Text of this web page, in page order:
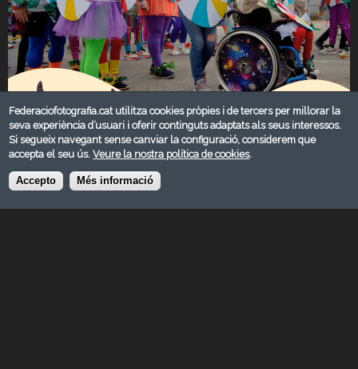
Federaciofotografia.cat utilitza cookies pròpies i de tercers per millorar la
seva experiència d’usuari i oferir continguts adaptats als seus interessos.
Si segueix navegant sense canviar la configuració, considerem que
accepta el seu ús.Veure la nostra política de cookies.
Accepto Més informació